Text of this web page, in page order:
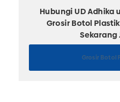
Hubungi UD Adhika
Grosir Botol
Sekarang
Grosir Botol